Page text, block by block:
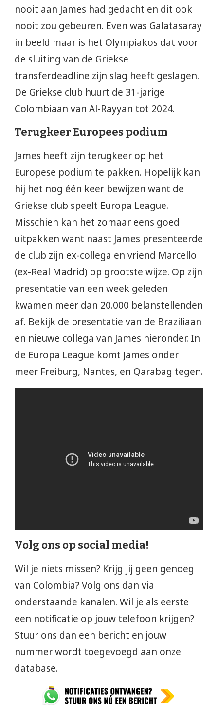
nooit aan James had gedacht en dit ook
nooit zou gebeuren. Even was Galatasaray
in beeld maar is het Olympiakos dat voor
de sluiting van de Griekse
transferdeadline zijn slag heeft geslagen.
De Griekse club huurt de 31-jarige
Colombiaan van Al-Rayyan tot 2024.
Terugkeer Europees podium
James heeft zijn terugkeer op het
Europese podium te pakken. Hopelijk kan
hij het nog één keer bewijzen want de
Griekse club speelt Europa League.
Misschien kan het zomaar eens goed
uitpakken want naast James presenteerde
de club zijn ex-collega en vriend Marcello
(ex-Real Madrid) op grootste wijze. Op zijn
presentatie van een week geleden
kwamen meer dan 20.000 belanstellenden
af. Bekijk de presentatie van de Braziliaan
en nieuwe collega van James hieronder. In
de Europa League komt James onder
meer Freiburg, Nantes, en Qarabag tegen.
Volg ons op social media!
Wil je niets missen? Krijg jij geen genoeg
van Colombia? Volg ons dan via
onderstaande kanalen. Wil je als eerste
een notificatie op jouw telefoon krijgen?
Stuur ons dan een bericht en jouw
nummer wordt toegevoegd aan onze
database.